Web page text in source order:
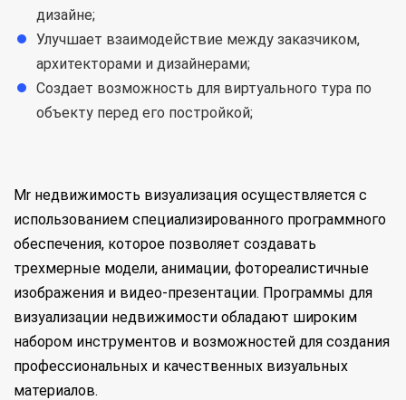
дизайне;
Улучшает взаимодействие между заказчиком,
архитекторами и дизайнерами;
Создает возможность для виртуального тура по
объекту перед его постройкой;
Mr недвижимость визуализация осуществляется с
использованием специализированного программного
обеспечения, которое позволяет создавать
трехмерные модели, анимации, фотореалистичные
изображения и видео-презентации. Программы для
визуализации недвижимости обладают широким
набором инструментов и возможностей для создания
профессиональных и качественных визуальных
материалов.